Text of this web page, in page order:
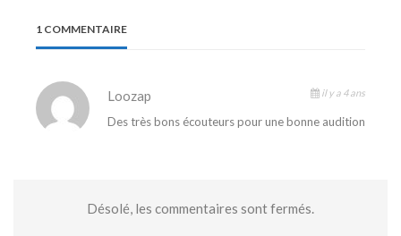
1 COMMENTAIRE
Loozap il y a 4 ans
Des très bons écouteurs pour une bonne audition
Désolé, les commentaires sont fermés.